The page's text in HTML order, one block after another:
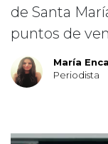
de Santa
puntos de
María
Periodista